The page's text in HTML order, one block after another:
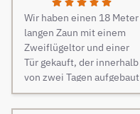
Wir haben einen 18 Meter
langen Zaun mit einem
Zweiflügeltor und einer
Tür gekauft, der innerhalb
von zwei Tagen aufgebaut
wurde. Am dritten Tag
kamen die Elektriker, um